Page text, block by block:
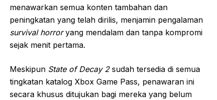
menawarkan semua konten tambahan dan
peningkatan yang telah dirilis, menjamin pengalaman
survival horroryang mendalam dan tanpa kompromi
sejak menit pertama.
Meskipun State of Decay 2sudah tersedia di semua
tingkatan katalog Xbox Game Pass, penawaran ini
secara khusus ditujukan bagi mereka yang belum